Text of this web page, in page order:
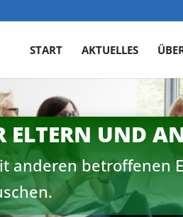
START AKTUELLES
ELTERN UND
anderen betroffenen